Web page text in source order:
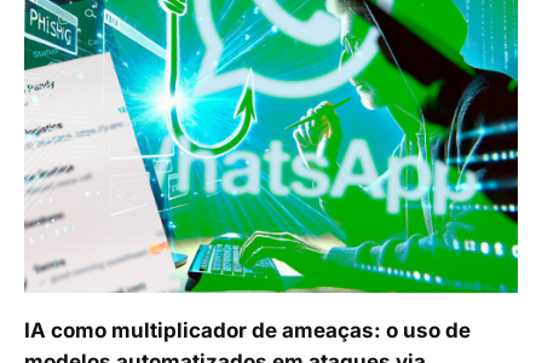
IA como multiplicador de ameaças: o uso de